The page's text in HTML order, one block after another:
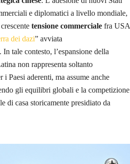
e diplomatici a livello mondiale,
tensione commerciale fra USA
dei dazi” avviata
tale contesto, l’espansione della
non rappresenta soltanto
i Paesi aderenti, ma assume anche
gli equilibri globali e la competizione
di casa storicamente presidiato da